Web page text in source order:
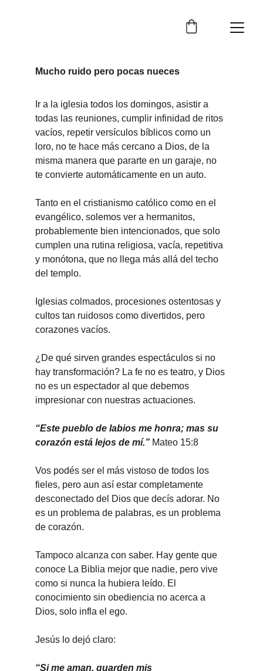
Mucho ruido pero pocas nueces
Ir a la iglesia todos los domingos, asistir a
todas las reuniones, cumplir infinidad de ritos
vacíos, repetir versículos bíblicos como un
loro, no te hace más cercano a Dios, de la
misma manera que pararte en un garaje, no
te convierte automáticamente en un auto.
Tanto en el cristianismo católico como en el
evangélico, solemos ver a hermanitos,
probablemente bien intencionados, que solo
cumplen una rutina religiosa, vacía, repetitiva
y monótona, que no llega más allá del techo
del templo.
Iglesias colmados, procesiones ostentosas y
cultos tan ruidosos como divertidos, pero
corazones vacíos.
¿De qué sirven grandes espectáculos si no
hay transformación? La fe no es teatro, y Dios
no es un espectador al que debemos
impresionar con nuestras actuaciones.
“Este pueblo de labios me honra; mas su
corazón está lejos de mí.” Mateo 15:8
Vos podés ser el más vistoso de todos los
fieles, pero aun así estar completamente
desconectado del Dios que decís adorar. No
es un problema de palabras, es un problema
de corazón.
Tampoco alcanza con saber. Hay gente que
conoce La Biblia mejor que nadie, pero vive
como si nunca la hubiera leído. El
conocimiento sin obediencia no acerca a
Dios, solo infla el ego.
Jesús lo dejó claro:
“Si me aman, guarden mis